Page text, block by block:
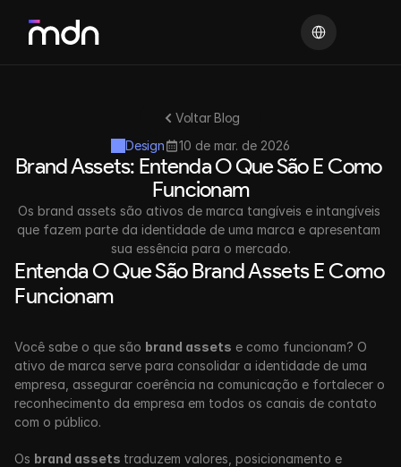
Design 10 de mar. de 2026
Brand Assets: Entenda O Que São E Como
Funcionam
Os brand assets são ativos de marca tangíveis e intangíveis
que fazem parte da identidade de uma marca e apresentam
sua essência para o mercado.
Entenda O Que São Brand Assets E Como
Funcionam
Você sabe o que são brand assets e como funcionam? O
ativo de marca serve para consolidar a identidade de uma
empresa, assegurar coerência na comunicação e fortalecer o
reconhecimento da empresa em todos os canais de contato
com o público.
Os brand assets traduzem valores, posicionamento e
Voltar Blog